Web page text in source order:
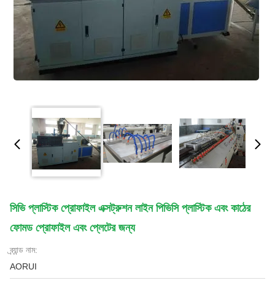
সিভি প্লাস্টিক প্রোফাইল এক্সট্রুশন লাইন পিভিসি প্লাস্টিক এবং কাঠের
ফোমড প্রোফাইল এবং প্লেটের জন্য
ব্র্যান্ড নাম:
AORUI